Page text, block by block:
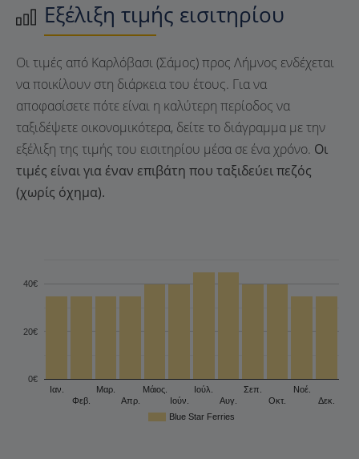
Εξέλιξη τιμής εισιτηρίου
Οι τιμές από Καρλόβασι (Σάμος) προς Λήμνος ενδέχεται
να ποικίλουν στη διάρκεια του έτους. Για να
αποφασίσετε πότε είναι η καλύτερη περίοδος να
ταξιδέψετε οικονομικότερα, δείτε το διάγραμμα με την
εξέλιξη της τιμής του εισιτηρίου μέσα σε ένα χρόνο. Οι
τιμές είναι για έναν επιβάτη που ταξιδεύει πεζός
(χωρίς όχημα).
Blue Star Ferries
Ιαν.
Φεβ.
Μαρ.
Απρ.
Μάιος.
Ιούν.
Ιούλ.
Αυγ.
Σεπ.
Οκτ.
Νοέ.
Δεκ.
0€
20€
40€